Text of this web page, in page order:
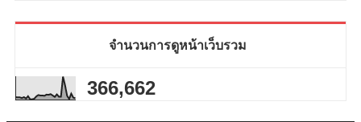
จำนวนการดูหน้าเว็บรวม
366,662